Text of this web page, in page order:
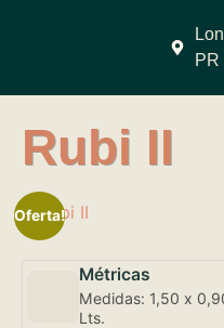
PR
Rubi II
Oferta!
Métricas
Medidas: 1,50 x
Lts.